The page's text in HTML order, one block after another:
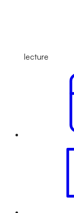
lecture